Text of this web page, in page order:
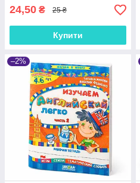
24,50 ₴ 25 ₴
Купити
–2%